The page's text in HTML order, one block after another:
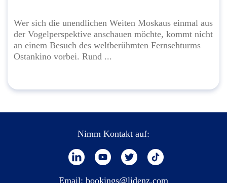
Wer sich die unendlichen Weiten Moskaus einmal aus
der Vogelperspektive anschauen möchte, kommt nicht
an einem Besuch des weltberühmten Fernsehturms
Ostankino vorbei. Rund ...
Nimm Kontakt auf:
Email: bookings@lidenz.com